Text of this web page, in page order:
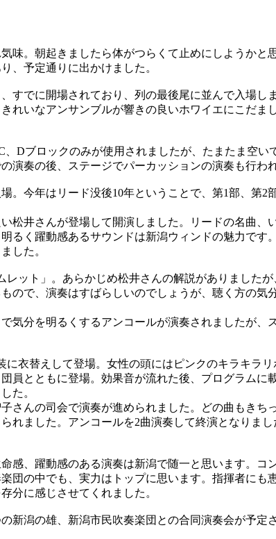
味。朝起きましたら体がつらくて止めにしようかと
、予定通りに出かけました。
すでに開場されており、列の最後尾に並んで入場し
れいなアンサンブルが響きの良いホワイエにこだま
Dブロックのみが使用されましたが、たまたま空い
演奏の後、ステージでパーカッションの演奏も行わ
。今年はリード没後10年ということで、第1部、第2
松井さんが登場して開演しました。リードの名曲、
るく躍動感あるサウンドは新潟ウィンドの魅力です
した。
ット」。あらかじめ松井さんの解説がありました
ので、演奏はすばらしいのでしょうが、聴く方の気
気分を明るくするアンコールが演奏されましたが、
衣替えして登場。女性の頭にはピンクのキラキラ
員とともに登場。効果音が流れた後、プログラムに
た。
さんの司会で演奏が進められました。どの曲もきち
れました。アンコールを2曲演奏して終演となりま
感、躍動感のある演奏は新潟で随一と思います。コ
団の中でも、実力はトップに思います。指揮者にも
分に感じさせてくれました。
新潟の雄、新潟市民吹奏楽団との合同演奏会が予定